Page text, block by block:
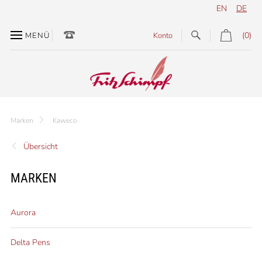
DE
EN
MENÜ (0)
Konto
Übersicht
Marken Kaweco
MARKEN
Aurora
Delta Pens